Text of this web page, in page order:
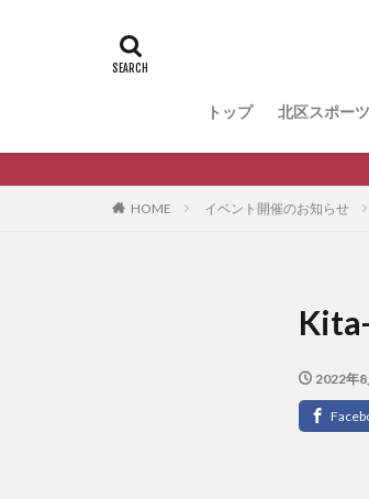
トップ 北区スポー
HOME イベント開催のお知らせ
2022年8